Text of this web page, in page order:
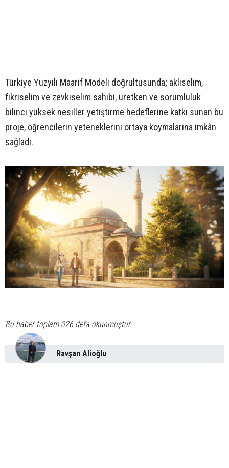
Türkiye Yüzyılı Maarif Modeli doğrultusunda; aklıselim,
fikriselim ve zevkiselim sahibi, üretken ve sorumluluk
bilinci yüksek nesiller yetiştirme hedeflerine katkı sunan bu
proje, öğrencilerin yeteneklerini ortaya koymalarına imkân
sağladı.
Bu haber toplam 326 defa okunmuştur
Ravşan Alioğlu